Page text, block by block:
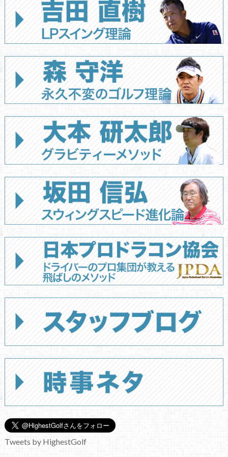
Tweets by HighestGolf